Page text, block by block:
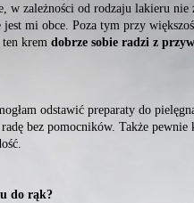
zależności od rodzaju lakieru nie
mi obce. Poza tym przy
ten krem dobrze sobie radzi z
odstawić preparaty do
radę bez pomocników. Także
do rąk?